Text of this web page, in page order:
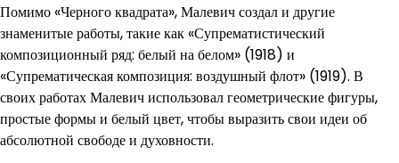
Помимо «Черного квадрата», Малевич создал и другие
знаменитые работы, такие как «Супрематистический
композиционный ряд: белый на белом» (1918) и
«Супрематическая композиция: воздушный флот» (1919). В
своих работах Малевич использовал геометрические фигуры,
простые формы и белый цвет, чтобы выразить свои идеи об
абсолютной свободе и духовности.